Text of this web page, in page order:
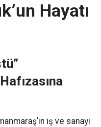
Hayatı
iş ve sanayi